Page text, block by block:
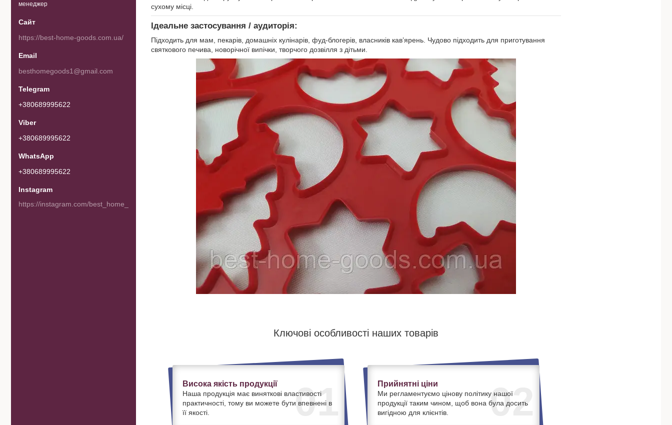
сухому місці.
Ідеальне застосування / аудиторія:
Підходить для мам, пекарів, домашніх кулінарів, фуд-блогерів, власників кав’ярень. Чудово підходить для приготування
святкового печива, новорічної випічки, творчого дозвілля з дітьми.
Ключові особливості наших товарів
01
Висока якість продукції
Наша продукція має виняткові властивості
практичності, тому ви можете бути впевнені в
її якості.
02
Прийнятні ціни
Ми регламентуємо цінову політику нашої
продукції таким чином, щоб вона була досить
вигідною для клієнтів.
менеджер
https://best-home-goods.com.ua/
besthomegoods1@gmail.com
+380689995622
+380689995622
+380689995622
Instagram
https://instagram.com/best_home_goods